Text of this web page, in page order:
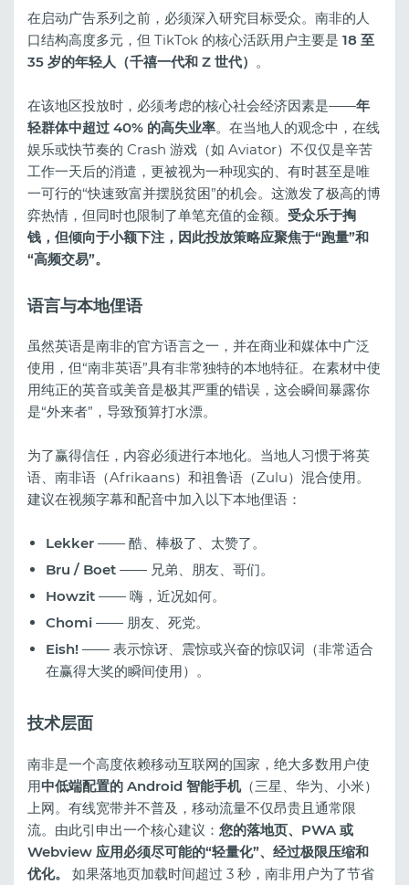
在启动广告系列之前，必须深入研究目标受众。南非的人
口结构高度多元，但 TikTok 的核心活跃用户主要是 18 至
35 岁的年轻人（千禧一代和 Z 世代） 。
在该地区投放时，必须考虑的核心社会经济因素是——年
轻群体中超过 40% 的高失业率。在当地人的观念中，在线
娱乐或快节奏的 Crash 游戏（如 Aviator）不仅仅是辛苦
工作一天后的消遣，更被视为一种现实的、有时甚至是唯
一可行的“快速致富并摆脱贫困”的机会。这激发了极高的博
弈热情，但同时也限制了单笔充值的金额。 受众乐于掏
钱，但倾向于小额下注，因此投放策略应聚焦于“跑量”和
“高频交易”。
语言与本地俚语
虽然英语是南非的官方语言之一，并在商业和媒体中广泛
使用，但“南非英语”具有非常独特的本地特征。在素材中使
用纯正的英音或美音是极其严重的错误，这会瞬间暴露你
是“外来者”，导致预算打水漂。
为了赢得信任，内容必须进行本地化。当地人习惯于将英
语、南非语（Afrikaans）和祖鲁语（Zulu）混合使用。
建议在视频字幕和配音中加入以下本地俚语：
Lekker —— 酷、棒极了、太赞了。
Bru / Boet —— 兄弟、朋友、哥们。
Howzit —— 嗨，近况如何。
Chomi —— 朋友、死党。
Eish! —— 表示惊讶、震惊或兴奋的惊叹词（非常适合
在赢得大奖的瞬间使用）。
技术层面
南非是一个高度依赖移动互联网的国家，绝大多数用户使
用中低端配置的 Android 智能手机（三星、华为、小米）
上网。有线宽带并不普及，移动流量不仅昂贵且通常限
流。由此引申出一个核心建议： 您的落地页、PWA 或
Webview 应用必须尽可能的“轻量化”、经过极限压缩和
优化。
如果落地页加载时间超过 3 秒，南非用户为了节省